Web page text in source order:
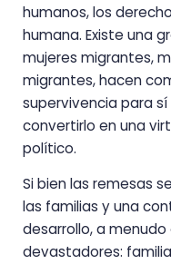
humanos, los
humana. Existe una
mujeres migrantes,
migrantes, hacen
supervivencia para
convertirlo en una
político.
Si bien las remesas
las familias y una
desarrollo, a
devastadores: